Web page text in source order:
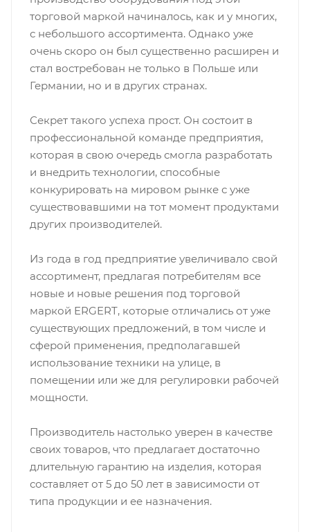
торговой маркой начиналось, как и у многих,
с небольшого ассортимента. Однако уже
очень скоро он был существенно расширен и
стал востребован не только в Польше или
Германии, но и в других странах.
Секрет такого успеха прост. Он состоит в
профессиональной команде предприятия,
которая в свою очередь смогла разработать
и внедрить технологии, способные
конкурировать на мировом рынке с уже
существовавшими на тот момент продуктами
других производителей.
Из года в год предприятие увеличивало свой
ассортимент, предлагая потребителям все
новые и новые решения под торговой
маркой ERGERT, которые отличались от уже
существующих предложений, в том числе и
сферой применения, предполагавшей
использование техники на улице, в
помещении или же для регулировки рабочей
мощности.
Производитель настолько уверен в качестве
своих товаров, что предлагает достаточно
длительную гарантию на изделия, которая
составляет от 5 до 50 лет в зависимости от
типа продукции и ее назначения.